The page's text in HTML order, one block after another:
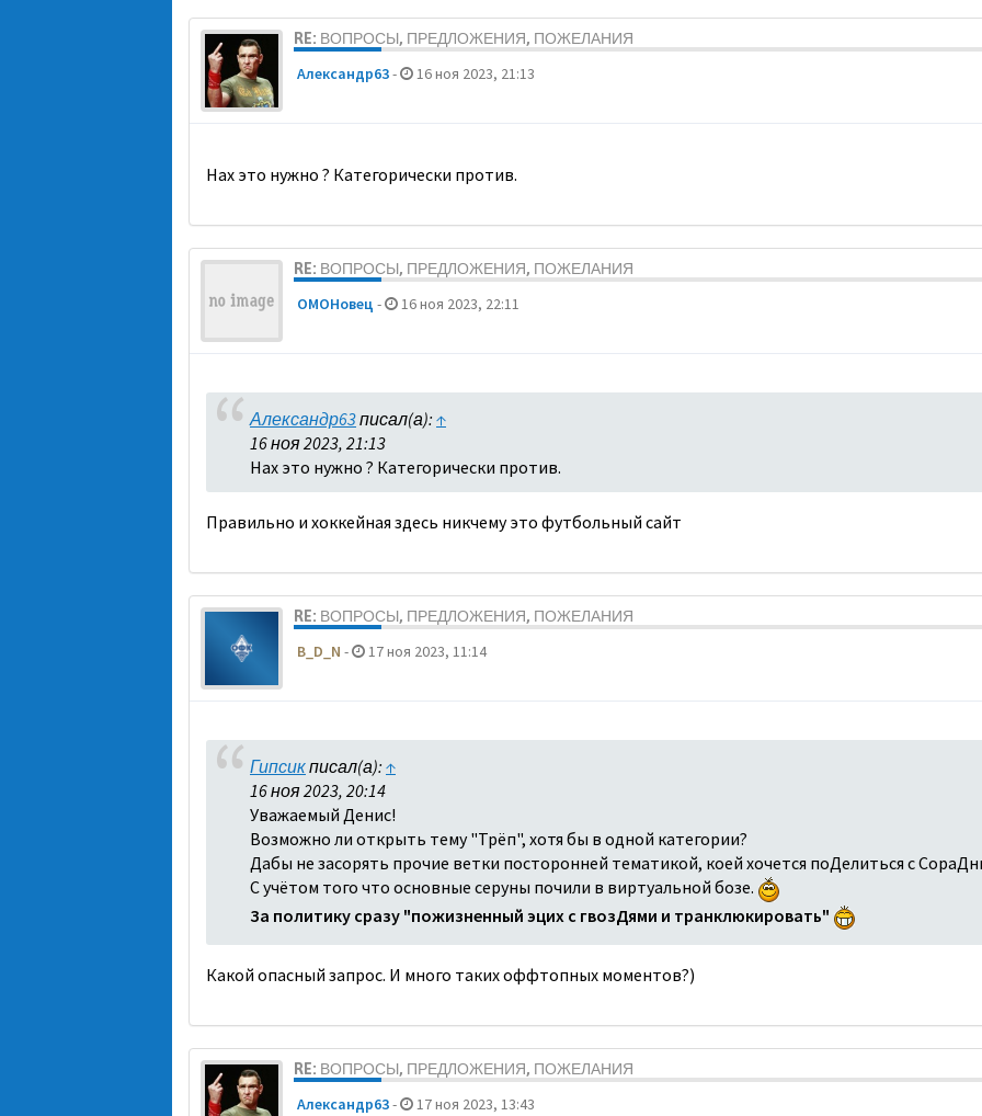
RE: ВОПРОСЫ, ПРЕДЛОЖЕНИЯ, ПОЖЕЛАНИЯ
Александр63- 16 ноя 2023, 21:13
Нах это нужно ? Категорически против.
RE: ВОПРОСЫ, ПРЕДЛОЖЕНИЯ, ПОЖЕЛАНИЯ
ОМОНовец - 16 ноя 2023, 22:11
Александр63писал(а): ↑
16 ноя 2023, 21:13
Нах это нужно ? Категорически против.
Правильно и хоккейная здесь никчему это футбольный сайт
RE: ВОПРОСЫ, ПРЕДЛОЖЕНИЯ, ПОЖЕЛАНИЯ
B_D_N - 17 ноя 2023, 11:14
Гипсикписал(а): ↑
16 ноя 2023, 20:14
Уважаемый Денис!
Возможно ли открыть тему "Трёп", хотя бы в одной категории?
Дабы не засорять прочие ветки посторонней тематикой, коей хочется поДелиться с
С учётом того что основные серуны почили в виртуальной бозе.
За политику сразу "пожизненный эцих с гвозДями и транклюкировать"
Какой опасный запрос. И много таких оффтопных моментов?)
RE: ВОПРОСЫ, ПРЕДЛОЖЕНИЯ, ПОЖЕЛАНИЯ
Александр63- 17 ноя 2023, 13:43